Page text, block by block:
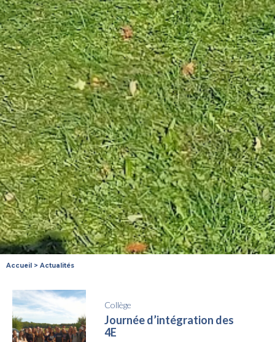
Accueil > Actualités
Collège
Journée d’intégration des
4E